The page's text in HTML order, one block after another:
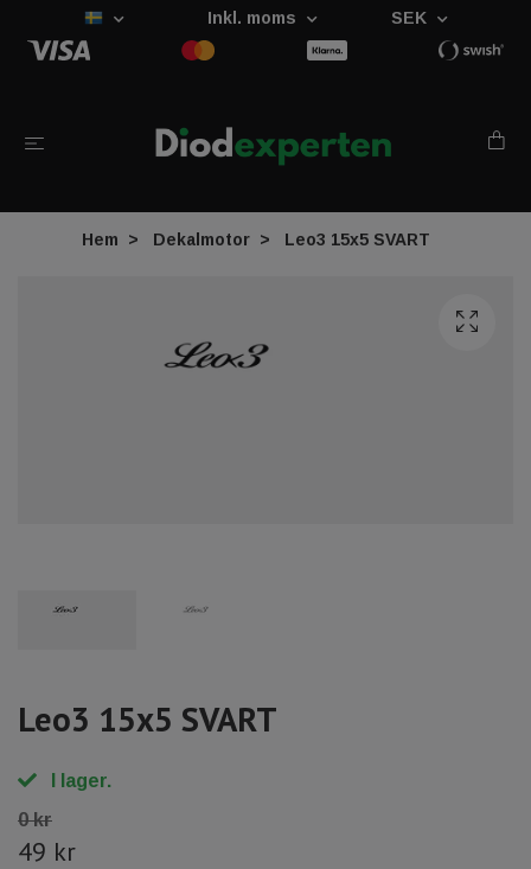
Inkl. moms SEK
Hem Dekalmotor Leo3 15x5 SVART
Leo3 15x5 SVART
I lager.
0 kr
49 kr